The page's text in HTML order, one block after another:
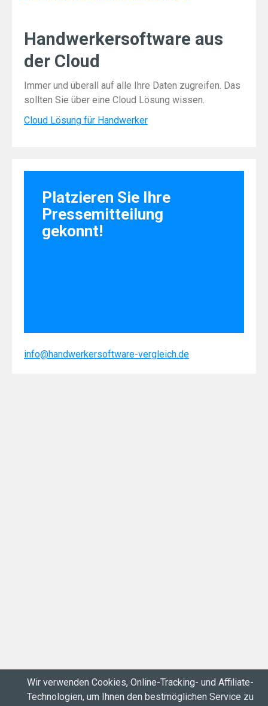
Wir verwenden Cookies, Online-Tracking- und Affiliate-
Technologien, um Ihnen den bestmöglichen Service zu
Handwerkersoftware aus
der Cloud
Immer und überall auf alle Ihre Daten zugreifen. Das
sollten Sie über eine Cloud Lösung wissen.
Cloud Lösung für Handwerker
Platzieren Sie Ihre
Pressemitteilung
gekonnt!
info@handwerkersoftware-vergleich.de
Impressum |Datenschutz